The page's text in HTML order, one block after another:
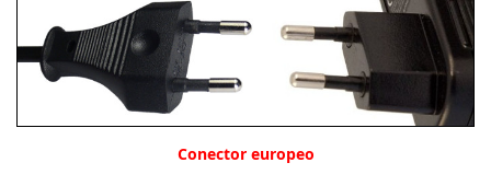
Conector europeo